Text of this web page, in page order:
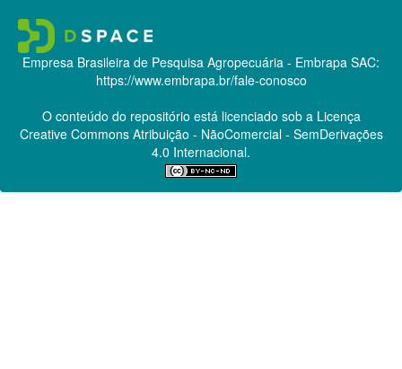
Empresa Brasileira de Pesquisa Agropecuária - Embrapa SAC:
https://www.embrapa.br/fale-conosco
O conteúdo do repositório está licenciado sob a Licença
Creative CommonsAtribuição - NãoComercial - SemDerivações
4.0 Internacional.